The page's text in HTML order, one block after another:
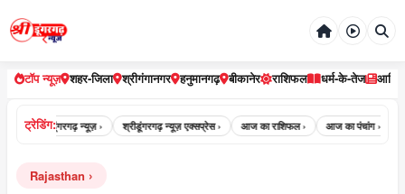
टॉप न्यूज़ शहर-जिला श्रीगंगानगर हनुमानगढ़ बीकानेर राशिफल धर्म-के-तेज
ट्रेडिंग:
श्री डूंगरगढ़ न्यूज़ › श्रीडूंगरगढ़ न्यूज़ एक्सप्रेस › आज का राशिफल › आज का पंचांग › आज का
Rajasthan